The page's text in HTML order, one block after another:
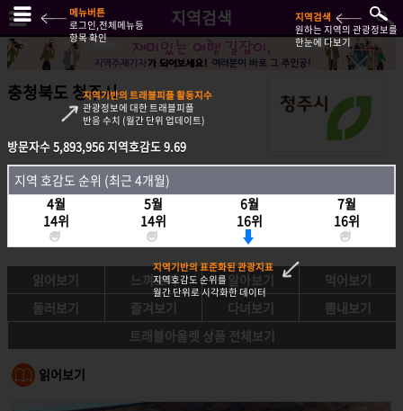
지역검색
충청북도 청주시
방문자수5,893,956지역호감도9.69
지역호감도 순위 (최근 4개월)
4월
14위
5월
14위
6월
16위
7월
16위
읽어보기 느껴보기 알아보기
먹어보기
둘러보기
즐겨보기 다녀보기
뽐내보기
트래블아울렛 상품 전체보기
읽어보기
방문자수5,893,956지역호감도9.69
지역 호감도 순위 (최근 4개월)
4월
14위
5월
14위
6월
16위
7월
16위
메뉴버튼
로그인,전체메뉴등
항목 확인
지역검색
원하는 지역의 관광정보를
한눈에 다보기
지역기반의 트래블피플 활동지수
관광정보에 대한 트래블피플
반응 수치 (월간 단위 업데이트)
지역기반의 표준화된 관광지표
지역호감도 순위를
월간 단위로 시각화한 데이터